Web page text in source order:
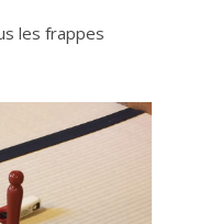
les frappes